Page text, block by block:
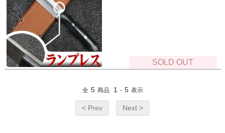
SOLD OUT
全 5 商品 1 - 5 表示
< Prev Next >